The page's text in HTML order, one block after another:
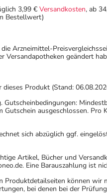
3,99 € Versandkosten, ab
Bestellwert)
Arzneimittel-
Versandapotheken geändert
Produkt (Stand:
ausgeschlossen.
sich abzüglich ggf.
Artikel, Bücher und
Eine Barauszahlung ist
können
bei denen bei der